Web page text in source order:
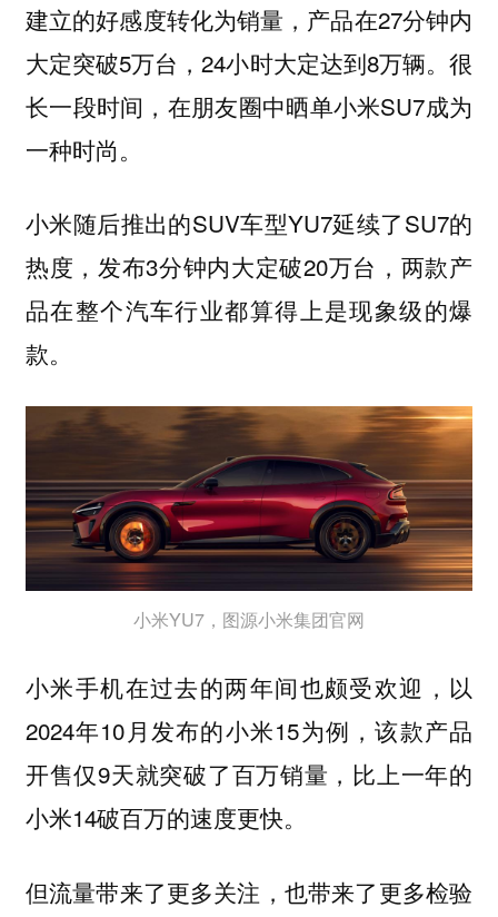
建立的好感度转化为销量，产品在27分钟内
大定突破5万台，24小时大定达到8万辆。很
长一段时间，在朋友圈中晒单小米SU7成为
一种时尚。
小米随后推出的SUV车型YU7延续了SU7的
热度，发布3分钟内大定破20万台，两款产
品在整个汽车行业都算得上是现象级的爆
款。
小米YU7，图源小米集团官网
小米手机在过去的两年间也颇受欢迎，以
2024年10月发布的小米15为例，该款产品
开售仅9天就突破了百万销量，比上一年的
小米14破百万的速度更快。
但流量带来了更多关注，也带来了更多检验